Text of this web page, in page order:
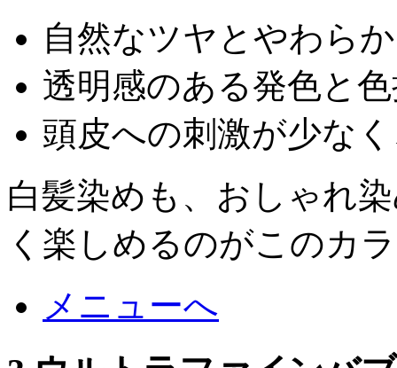
自然なツヤとやわら
透明感のある発色と
頭皮への刺激が少な
白髪染めも、おしゃれ
く楽しめるのがこのカ
メニューへ